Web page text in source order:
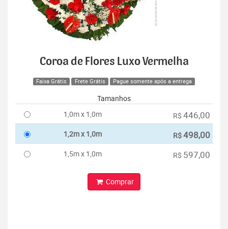
Coroa de Flores Luxo Vermelha
Faixa Grátis Frete Grátis Pague somente após a entrega
Tamanhos
1,0m x 1,0m
R$ 446,00
1,2m x 1,0m R$498,00
1,5m x 1,0m R$ 597,00
Comprar